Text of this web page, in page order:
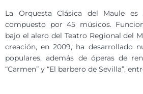
La Orquesta Clásica del Maule es
compuesto por 45 músicos.
bajo el alero del Teatro Regional del
creación, en 2009, ha desarrollado
populares, además de óperas de
“Carmen” y “El barbero de Sevilla”,